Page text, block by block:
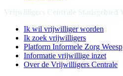
Ik wil vrijwilliger worden
Ik zoek vrijwilligers
Platform Informele Zorg Weesp
Informatie vrijwillige inzet
Over de Vrijwilligers Centrale